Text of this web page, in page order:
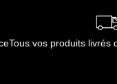
Tous vos produits livrés